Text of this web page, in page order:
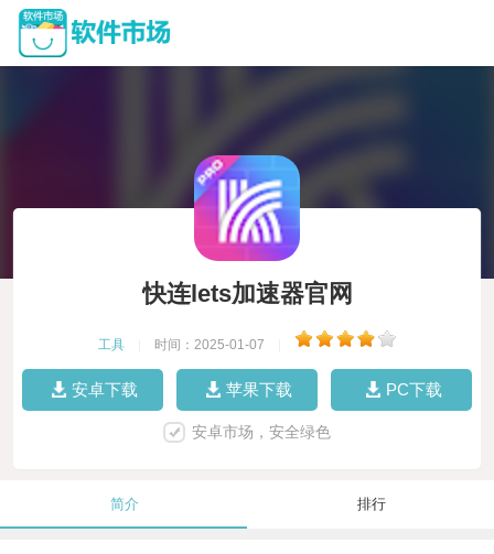
快连lets加速器官网
工具 时间：2025-01-07
安卓下载 苹果下载 PC下载
安卓市场，安全绿色
简介 排行